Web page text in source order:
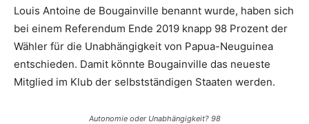
Louis Antoine de Bougainville benannt wurde, haben sich
bei einem Referendum Ende 2019 knapp 98 Prozent der
Wähler für die Unabhängigkeit von Papua-Neuguinea
entschieden. Damit könnte Bougainville das neueste
Mitglied im Klub der selbstständigen Staaten werden.
Autonomie oder Unabhängigkeit? 98